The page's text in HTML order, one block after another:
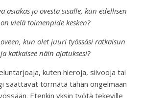
asiakas jo ovesta sisälle, kun edellisen
vielä toimenpide kesken?
kun olet juuri työssäsi ratkaisun
katkaisee näin ajatuksesi?
kuten hieroja, siivooja tai
saattavat törmätä tähän ongelmaan
Etenkin yksin työtä tekeville